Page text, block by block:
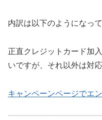
内訳は以下のようになって
正直クレジットカード加
いですが、それ以外は対
キャンペーンページでエ